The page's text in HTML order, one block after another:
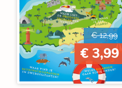
€ 12,99
€ 3,99